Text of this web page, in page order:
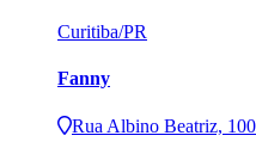
Curitiba/PR
Fanny
Rua Albino Beatriz,